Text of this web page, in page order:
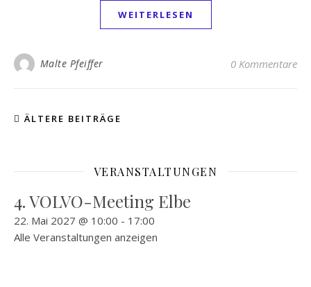
WEITERLESEN
Malte Pfeiffer 0 Kommentare
ÄLTERE BEITRÄGE
VERANSTALTUNGEN
4. VOLVO-Meeting Elbe
22. Mai 2027 @ 10:00 - 17:00
Alle Veranstaltungen anzeigen